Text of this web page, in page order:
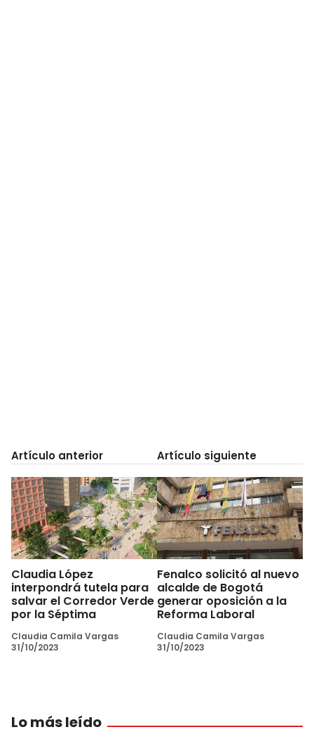
Artículo anterior
Claudia López
interpondrá tutela para
salvar el Corredor Verde
por la Séptima
Claudia Camila Vargas
31/10/2023
Artículo siguiente
Fenalco solicitó al nuevo
alcalde de Bogotá
generar oposición a la
Reforma Laboral
Claudia Camila Vargas
31/10/2023
Lo más leído